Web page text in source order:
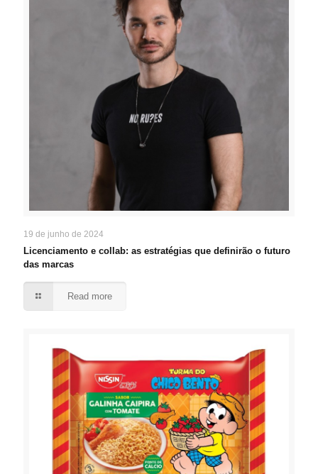
19 de junho de 2024
Licenciamento e collab: as estratégias que definirão o futuro
das marcas
Read more